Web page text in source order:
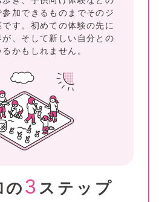
加できるものまでそのジ
す。初めての体験の先に
、そして新しい自分との
かもしれません。
の3 ステップ